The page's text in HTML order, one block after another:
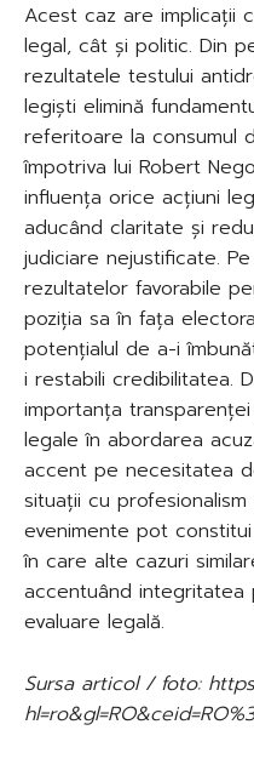
Acest caz are implicații
legal, cât și politic. Din
rezultatele testului
legiști elimină
referitoare la consumul
împotriva lui Robert
influența orice acțiuni
aducând claritate și
judiciare nejustificate.
rezultatelor favorabile
poziția sa în fața
potențialul de a-i
i restabili credibilitatea.
importanța
legale în abordarea
accent pe necesitatea
situații cu
evenimente pot
în care alte cazuri
accentuând
evaluare legală.
Sursa articol / foto: